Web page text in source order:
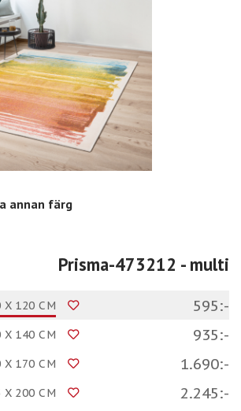
annan färg
Prisma-473212 - multi
X 120 CM 595:-
X 140 CM 935:-
X 170 CM 1.690:-
X 200 CM 2.245:-